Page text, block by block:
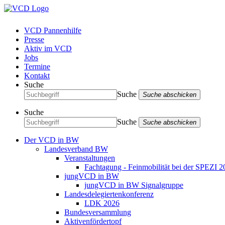
VCD Pannenhilfe
Presse
Aktiv im VCD
Jobs
Termine
Kontakt
Suche
Suche
Suche abschicken
Suche
Suche
Suche abschicken
Der VCD in BW
Landesverband BW
Veranstaltungen
Fachtagung - Feinmobilität bei der SPEZI
jungVCD in BW
jungVCD in BW Signalgruppe
Landesdelegiertenkonferenz
LDK 2026
Bundesversammlung
Aktivenfördertopf